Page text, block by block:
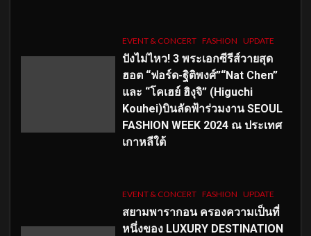
EVENT & CONCERT FASHION UPDATE
ปังไม่ไหว! 3 พระเอกซีรีส์วายสุด
ฮอต “ฟอร์ด-ฐิติพงศ์”“Nat Chen”
และ “โคเฮย์ ฮิงุจิ” (Higuchi
Kouhei)บินลัดฟ้าร่วมงาน SEOUL
FASHION WEEK 2024 ณ ประเทศ
เกาหลีใต้
EVENT & CONCERT FASHION UPDATE
สยามพารากอน ครองความเป็นที่
หนึ่งของ LUXURY DESTINATION